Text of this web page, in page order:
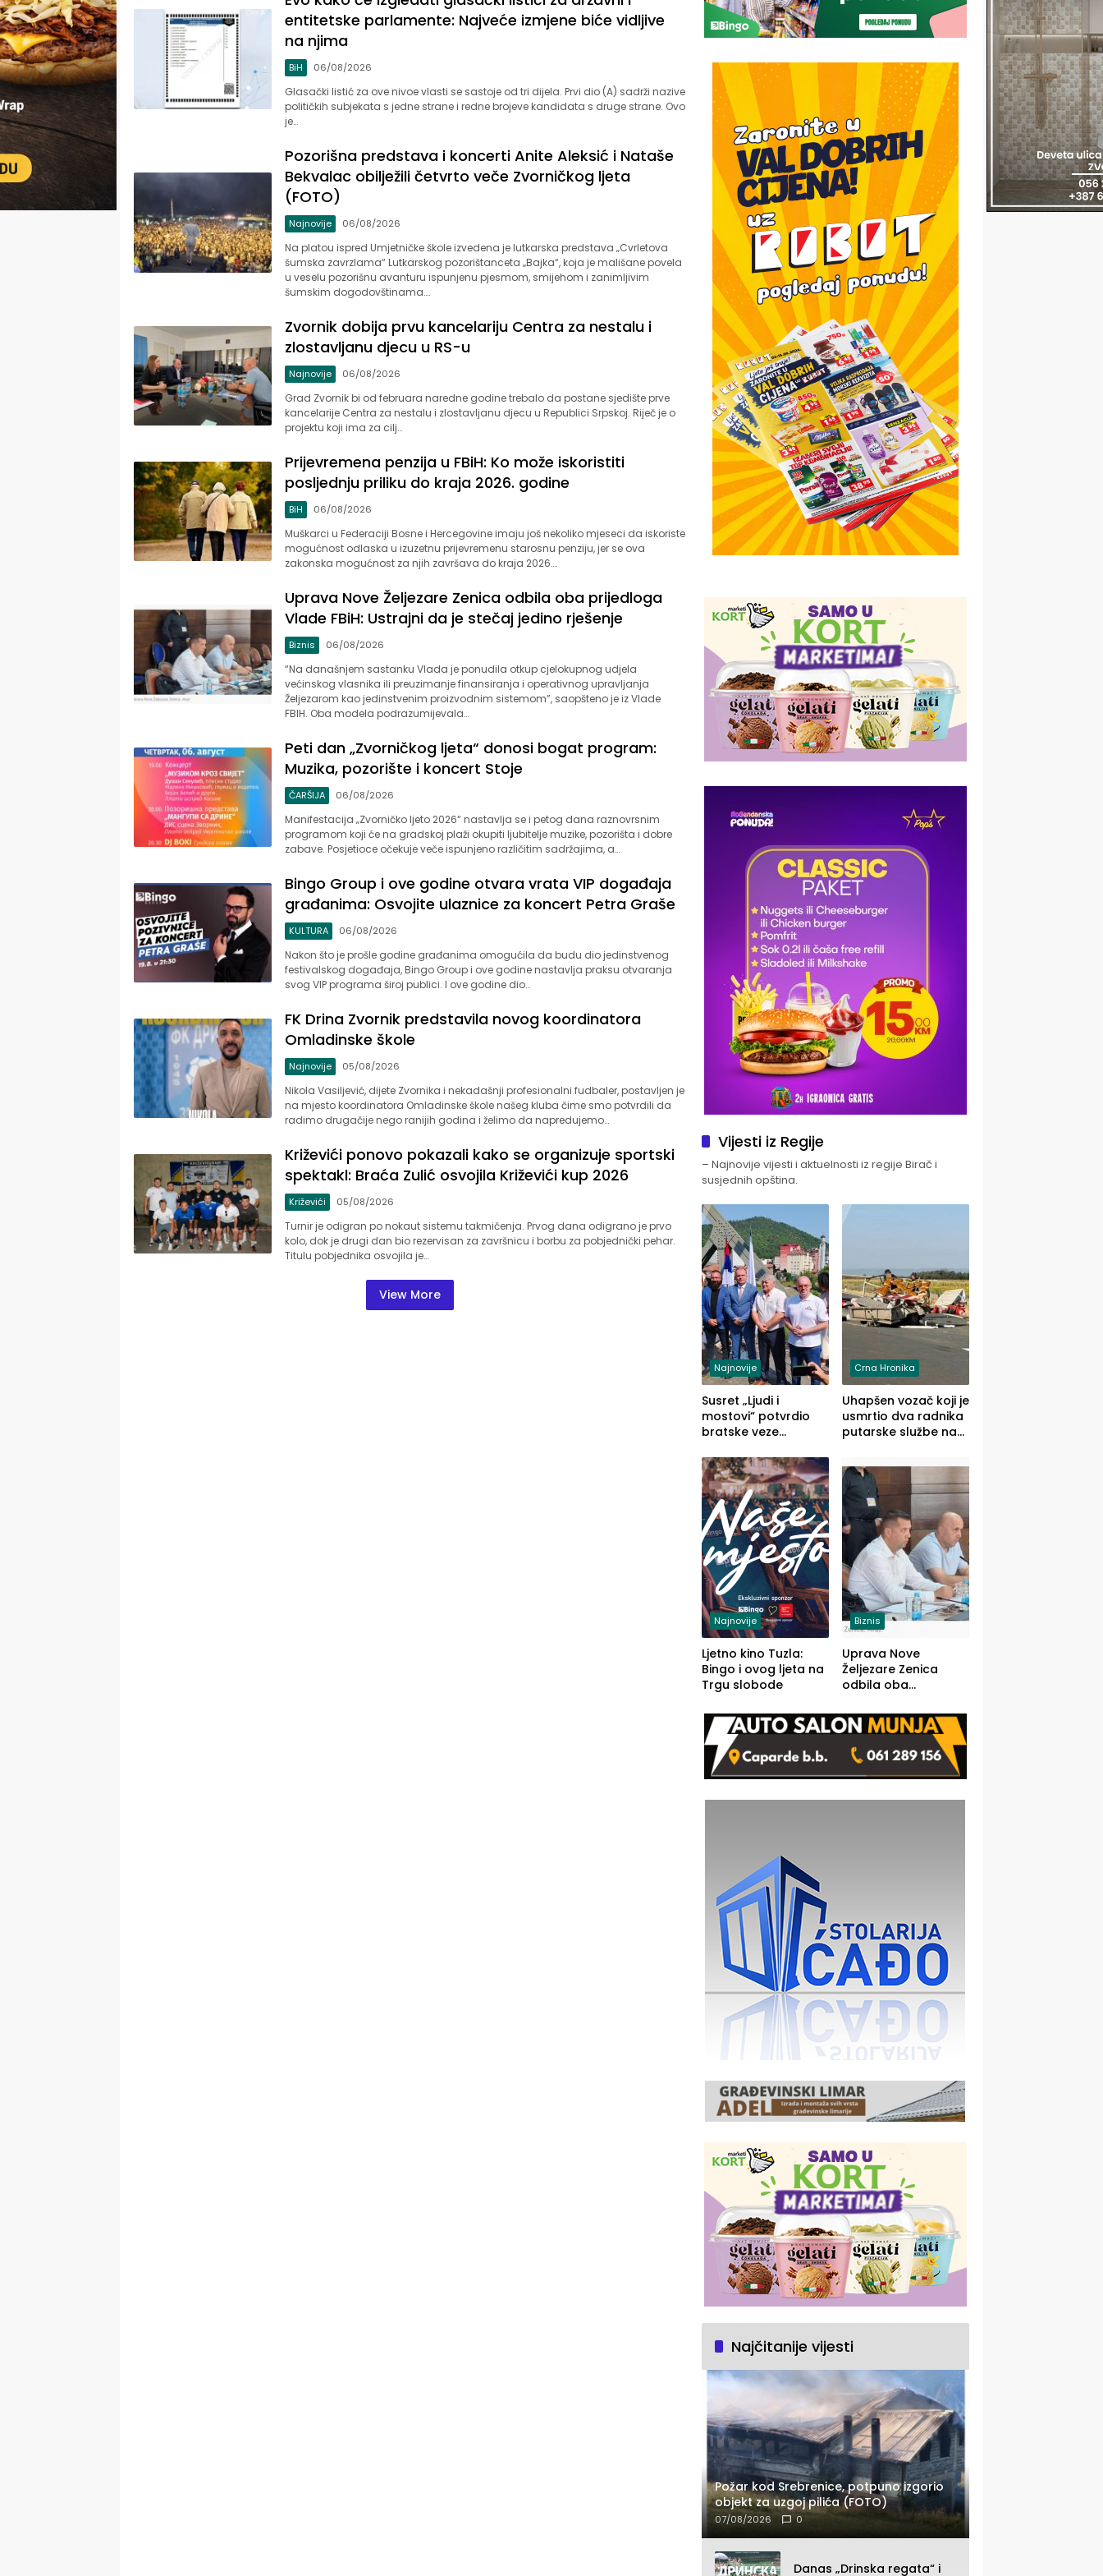
entitetske parlamente: Najveće izmjene biće vidljive
na njima
BiH 06/08/2026
Glasački listić za ove nivoe vlasti se sastoje od tri dijela. Prvi dio (A) sadrži nazive
političkih subjekata s jedne strane i redne brojeve kandidata s druge strane. Ovo
je…
Pozorišna predstava i koncerti Anite Aleksić i Nataše
Bekvalac obilježili četvrto veče Zvorničkog ljeta
(FOTO)
Najnovije 06/08/2026
Na platou ispred Umjetničke škole izvedena je lutkarska predstava „Cvrletova
šumska zavrzlama“ Lutkarskog pozorištanceta „Bajka“, koja je mališane povela
u veselu pozorišnu avanturu ispunjenu pjesmom, smijehom i zanimljivim
šumskim dogodovštinama….
Zvornik dobija prvu kancelariju Centra za nestalu i
zlostavljanu djecu u RS-u
Najnovije 06/08/2026
Grad Zvornik bi od februara naredne godine trebalo da postane sjedište prve
kancelarije Centra za nestalu i zlostavljanu djecu u Republici Srpskoj. Riječ je o
projektu koji ima za cilj…
Prijevremena penzija u FBiH: Ko može iskoristiti
posljednju priliku do kraja 2026. godine
BiH 06/08/2026
Muškarci u Federaciji Bosne i Hercegovine imaju još nekoliko mjeseci da iskoriste
mogućnost odlaska u izuzetnu prijevremenu starosnu penziju, jer se ova
zakonska mogućnost za njih završava do kraja 2026….
Uprava Nove Željezare Zenica odbila oba prijedloga
Vlade FBiH: Ustrajni da je stečaj jedino rješenje
Biznis 06/08/2026
“Na današnjem sastanku Vlada je ponudila otkup cjelokupnog udjela
većinskog vlasnika ili preuzimanje finansiranja i operativnog upravljanja
Željezarom kao jedinstvenim proizvodnim sistemom”, saopšteno je iz Vlade
FBIH. Oba modela podrazumijevala…
Peti dan „Zvorničkog ljeta“ donosi bogat program:
Muzika, pozorište i koncert Stoje
ČARŠIJA 06/08/2026
Manifestacija „Zvorničko ljeto 2026“ nastavlja se i petog dana raznovrsnim
programom koji će na gradskoj plaži okupiti ljubitelje muzike, pozorišta i dobre
zabave. Posjetioce očekuje veče ispunjeno različitim sadržajima, a…
Bingo Group i ove godine otvara vrata VIP događaja
građanima: Osvojite ulaznice za koncert Petra Graše
KULTURA 06/08/2026
Nakon što je prošle godine građanima omogućila da budu dio jedinstvenog
festivalskog događaja, Bingo Group i ove godine nastavlja praksu otvaranja
svog VIP programa široj publici. I ove godine dio…
FK Drina Zvornik predstavila novog koordinatora
Omladinske škole
Najnovije 05/08/2026
Nikola Vasiljević, dijete Zvornika i nekadašnji profesionalni fudbaler, postavljen je
na mjesto koordinatora Omladinske škole našeg kluba čime smo potvrdili da
radimo drugačije nego ranijih godina i želimo da napredujemo…
Križevići ponovo pokazali kako se organizuje sportski
spektakl: Braća Zulić osvojila Križevići kup 2026
Križevići 05/08/2026
Turnir je odigran po nokaut sistemu takmičenja. Prvog dana odigrano je prvo
kolo, dok je drugi dan bio rezervisan za završnicu i borbu za pobjednički pehar.
Titulu pobjednika osvojila je…
View More
Vijesti iz Regije
– Najnovije vijesti i aktuelnosti iz regije Birač i
susjednih opština.
Najnovije
Susret „Ljudi i
mostovi“ potvrdio
bratske veze
Zvornika
Crna Hronika
Uhapšen vozač koji je
usmrtio dva radnika
putarske službe na
prema Šapcu
(FOTO)
Najnovije
Ljetno kino Tuzla:
Bingo i ovog ljeta na
Trgu slobode
Biznis
Uprava Nove
Željezare Zenica
odbila oba
FBiH: Ustrajni da je
stečaj jedino rješenje
Najčitanije vijesti
Požar kod Srebrenice, potpuno izgorio
objekt za uzgoj pilića (FOTO)
07/08/2026 0
Danas „Drinska regata“ i